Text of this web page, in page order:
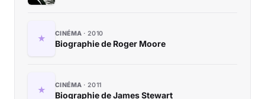
CINÉMA 2010
Biographie de Roger Moore
CINÉMA 2011
Biographie de James Stewart